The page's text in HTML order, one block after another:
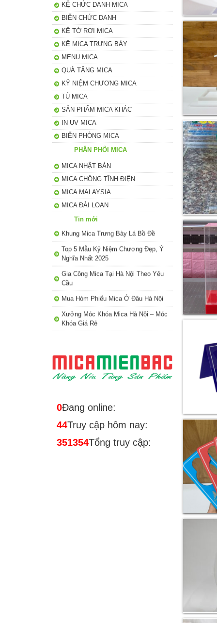
KỆ CHỨC DANH MICA
BIỂN CHỨC DANH
KỆ TỜ RƠI MICA
KỆ MICA TRƯNG BÀY
MENU MICA
QUÀ TẶNG MICA
KỶ NIỆM CHƯƠNG MICA
TỦ MICA
SẢN PHẨM MICA KHÁC
IN UV MICA
BIỂN PHÒNG MICA
PHÂN PHỐI MICA
MICA NHẬT BẢN
MICA CHỐNG TĨNH ĐIỆN
MICA MALAYSIA
MICA ĐÀI LOAN
Tin mới
Khung Mica Trưng Bày Lá Bồ Đề
Top 5 Mẫu Kỷ Niệm Chương Đẹp, Ý
Nghĩa Nhất 2025
Gia Công Mica Tại Hà Nội Theo Yêu
Cầu
Mua Hòm Phiếu Mica Ở Đâu Hà Nội
Xưởng Móc Khóa Mica Hà Nội – Móc
0Đang online:
44Truy cập hôm nay:
351354Tổng truy cập: